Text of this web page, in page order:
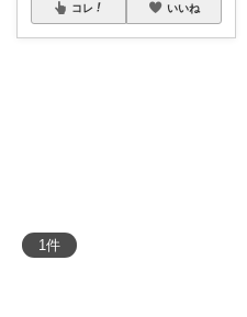
1件
コレ いいね